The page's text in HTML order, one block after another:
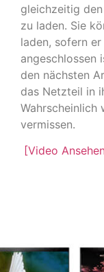
gleichzeitig
zu laden. Sie
laden, sofern
angeschlossen
den nächsten
das Netzteil in
Wahrscheinlich
vermissen.
[Video